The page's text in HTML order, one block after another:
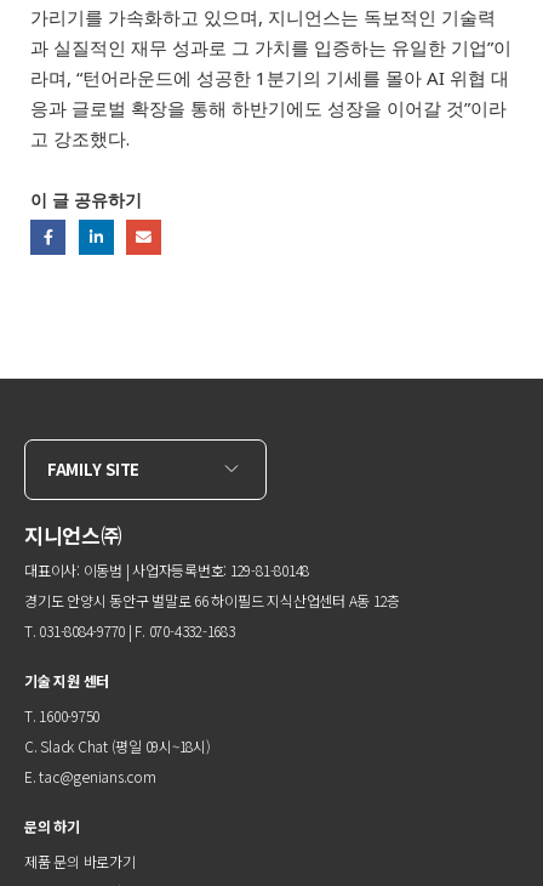
가리기를 가속화하고 있으며, 지니언스는 독보적인 기술력
과 실질적인 재무 성과로 그 가치를 입증하는 유일한 기업”이
라며, “턴어라운드에 성공한 1분기의 기세를 몰아 AI 위협 대
응과 글로벌 확장을 통해 하반기에도 성장을 이어갈 것”이라
고 강조했다.
이 글 공유하기
지니언스㈜
대표이사: 이동범 | 사업자등록번호: 129-81-80148
경기도 안양시 동안구 벌말로 66 하이필드 지식산업센터 A동 12층
T. 031-8084-9770 | F. 070-4332-1683
기술 지원 센터
T. 1600-9750
C. Slack Chat(평일 09시~18시)
E.tac@genians.com
문의 하기
제품 문의 바로가기
FAMILY SITE